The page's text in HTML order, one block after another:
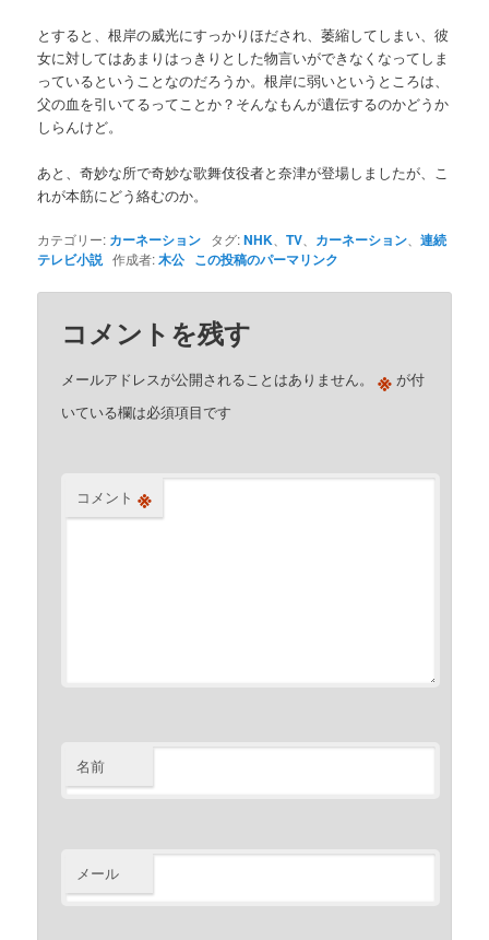
とすると、根岸の威光にすっかりほだされ、萎縮してしまい、彼
女に対してはあまりはっきりとした物言いができなくなってしま
っているということなのだろうか。根岸に弱いというところは、
父の血を引いてるってことか？そんなもんが遺伝するのかどうか
しらんけど。
あと、奇妙な所で奇妙な歌舞伎役者と奈津が登場しましたが、こ
れが本筋にどう絡むのか。
カテゴリー: カーネーション タグ:NHK 、TV カーネーション 、連続
テレビ小説 作成者:木公 この投稿のパーマリンク
コメントを残す
メールアドレスが公開されることはありません。 ※ が付
いている欄は必須項目です
コメント ※
名前
メール